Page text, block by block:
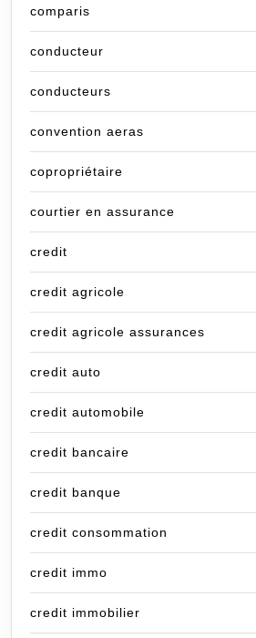
comparis
conducteur
conducteurs
convention aeras
copropriétaire
courtier en assurance
credit
credit agricole
credit agricole assurances
credit auto
credit automobile
credit bancaire
credit banque
credit consommation
credit immo
credit immobilier